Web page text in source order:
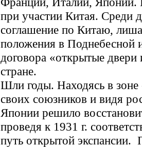
при участии Китая. Среди
соглашение по Китаю,
положения в Поднебесной
договора «открытые
стране.
Шли годы. Находясь в
своих союзников и видя
Японии решило
проведя к 1931 г.
путь открытой